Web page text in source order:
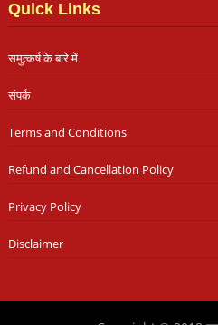
Quick Links
समुत्कर्ष के बारे में
संपर्क
Terms and Conditions
Refund and Cancellation Policy
Privacy Policy
Disclaimer